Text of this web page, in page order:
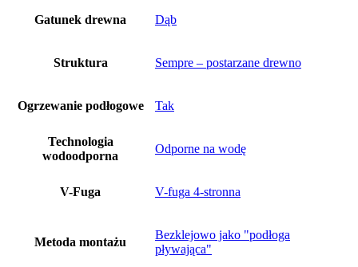
Gatunek drewna Dąb
Struktura Sempre – postarzane drewno
Ogrzewanie podłogowe Tak
Technologia
wodoodporna
Odporne na wodę
V-Fuga V-fuga 4-stronna
Metoda montażu
Bezklejowo jako "podłoga
pływająca"